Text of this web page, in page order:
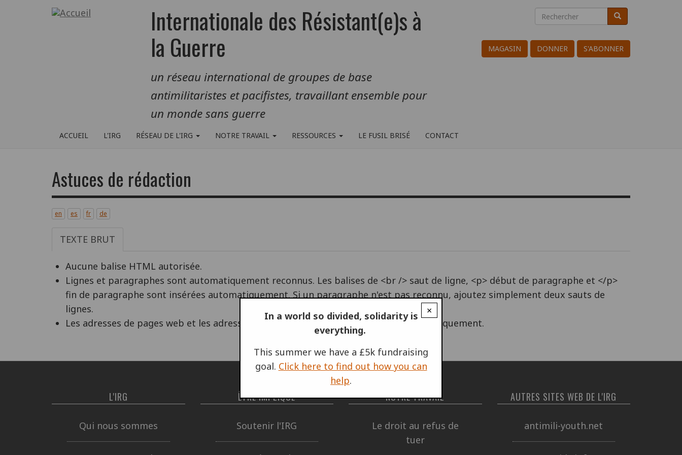
Internationale des Résistant(e)s à
la Guerre
un réseau international de groupes de base
antimilitaristes et pacifistes, travaillant ensemble pour
un monde sans guerre
Search
Rechercher Rechercher
MAGASIN DONNER S'ABONNER
ACCUEIL L'IRG RÉSEAU DE L'IRG NOTRE TRAVAIL RESSOURCES LE FUSIL BRISÉ CONTACT
Astuces de rédaction
en es fr de
TEXTE BRUT
Aucune balise HTML autorisée.
Lignes et paragraphes sont automatiquement reconnus. Les balises de <br /> saut de ligne, <p> début de paragraphe et </p>
fin de paragraphe sont insérées automatiquement. Si un paragraphe n'est pas reconnu, ajoutez simplement deux sauts de
lignes.
Les adresses de pages web et les adresses courriel se transforment en liens automatiquement.
×
In a world so divided, solidarity is
everything.
This summer we have a £5k fundraising
goal. Click here to find out how you can
help.
L'IRG
Qui nous sommes
ÊTRE IMPLIQUÉ
Soutenir l'IRG
NOTRE TRAVAIL
Le droit au refus de
tuer
AUTRES SITES WEB DE L'IRG
antimili-youth.net